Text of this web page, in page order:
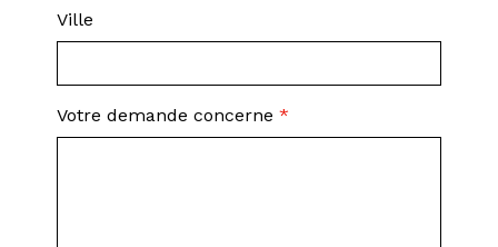
Ville
Votre demande concerne*